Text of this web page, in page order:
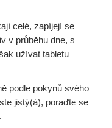
celé, zapíjejí se
v průběhu dne, s
užívat tabletu
podle pokynů svého
jistý(á), poraďte se